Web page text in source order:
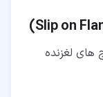
)
های لغزنده